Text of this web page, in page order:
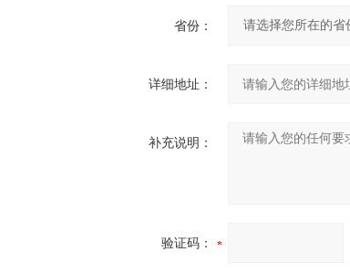
省份：
详细地址：
补充说明：
验证码：